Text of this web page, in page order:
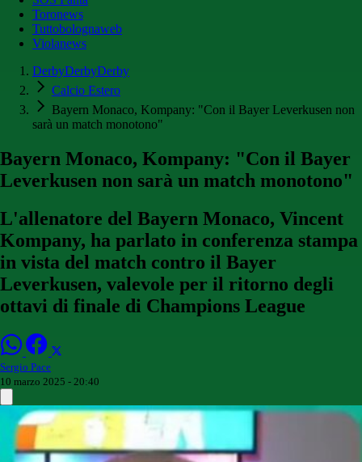
Toronews
Tuttobolognaweb
Violanews
DerbyDerbyDerby
Calcio Estero
Bayern Monaco, Kompany: "Con il Bayer Leverkusen non
sarà un match monotono"
Bayern Monaco, Kompany: "Con il Bayer
Leverkusen non sarà un match monotono"
L'allenatore del Bayern Monaco, Vincent
Kompany, ha parlato in conferenza stampa
in vista del match contro il Bayer
Leverkusen, valevole per il ritorno degli
ottavi di finale di Champions League
Sergio Pace
10 marzo 2025 - 20:40